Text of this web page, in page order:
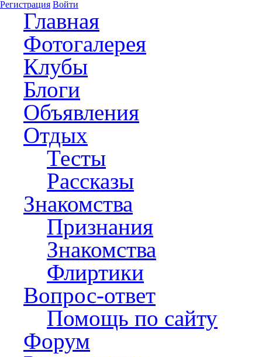
Регистрация Войти
Главная
Фотогалерея
Клубы
Блоги
Объявления
Отдых
Тесты
Рассказы
Знакомства
Признания
Знакомства
Флиртики
Вопрос-ответ
Помощь по сайту
Форум